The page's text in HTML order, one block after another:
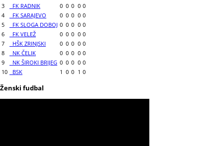
3
FK RADNIK 0 0 0 0 0
4
FK SARAJEVO 0 0 0 0 0
5
FK SLOGA DOBOJ 0 0 0 0 0
6
FK VELEŽ 0 0 0 0 0
7
HŠK ZRINJSKI 0 0 0 0 0
8
NK ČELIK 0 0 0 0 0
9
NK ŠIROKI BRIJEG 0 0 0 0 0
10
BSK 1 0 0 1 0
Ženski fudbal